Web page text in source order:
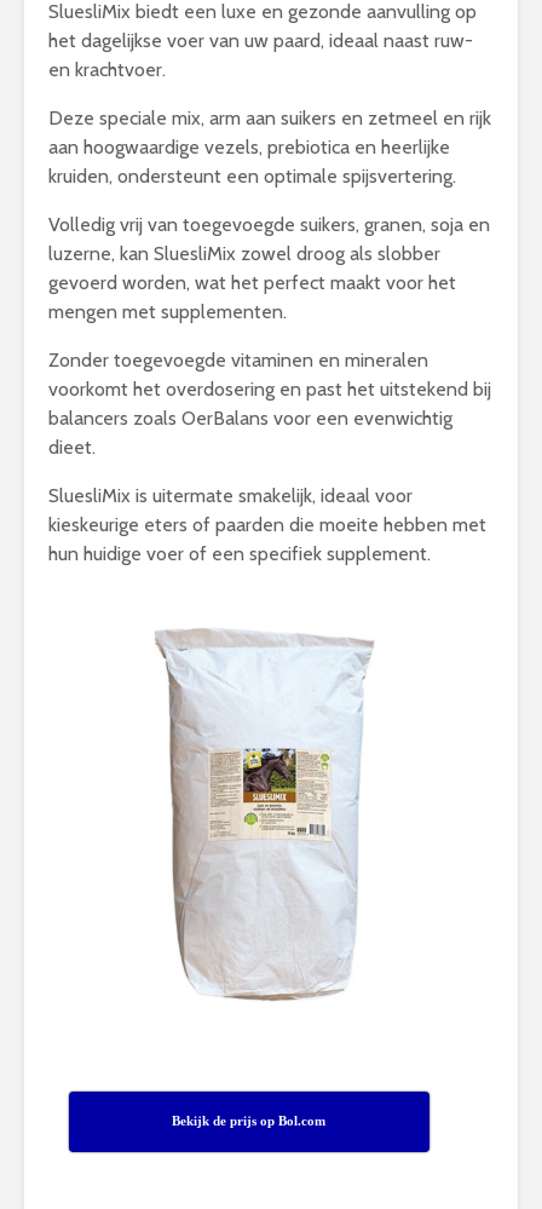
SluesliMix biedt een luxe en gezonde aanvulling op
het dagelijkse voer van uw paard, ideaal naast ruw-
en krachtvoer.
Deze speciale mix, arm aan suikers en zetmeel en rijk
aan hoogwaardige vezels, prebiotica en heerlijke
kruiden, ondersteunt een optimale spijsvertering.
Volledig vrij van toegevoegde suikers, granen, soja en
luzerne, kan SluesliMix zowel droog als slobber
gevoerd worden, wat het perfect maakt voor het
mengen met supplementen.
Zonder toegevoegde vitaminen en mineralen
voorkomt het overdosering en past het uitstekend bij
balancers zoals OerBalans voor een evenwichtig
dieet.
SluesliMix is uitermate smakelijk, ideaal voor
kieskeurige eters of paarden die moeite hebben met
hun huidige voer of een specifiek supplement.
Bekijk de prijs op Bol.com